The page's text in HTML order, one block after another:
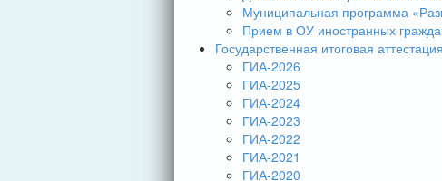
Муниципальная программа
Прием в ОУ иностранных
Государственная итоговая
ГИА-2026
ГИА-2025
ГИА-2024
ГИА-2023
ГИА-2022
ГИА-2021
ГИА-2020